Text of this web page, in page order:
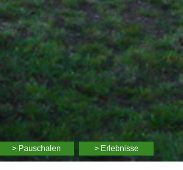
> Pauschalen > Erlebnisse